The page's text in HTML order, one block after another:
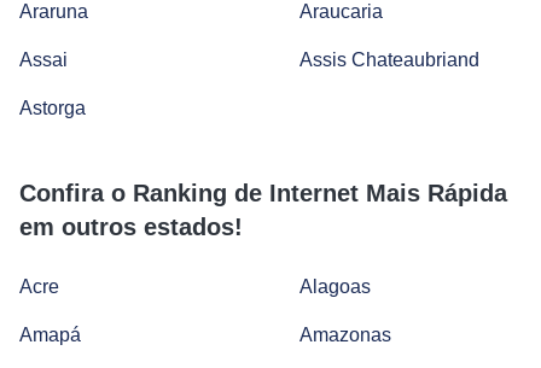
Araruna Araucaria
Assai Assis Chateaubriand
Astorga
Confira o Ranking de Internet Mais Rápida
em outros estados!
Acre Alagoas
Amapá Amazonas